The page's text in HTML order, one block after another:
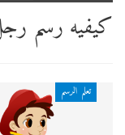
كيفيه رسم
تعلم الرسم